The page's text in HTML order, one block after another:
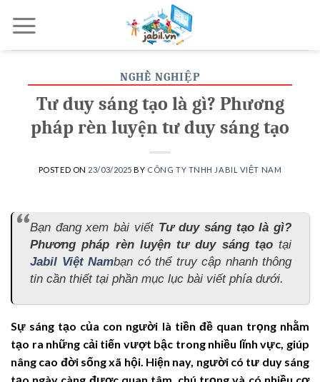
NGHỀ NGHIỆP
Tư duy sáng tạo là gì? Phương
pháp rèn luyện tư duy sáng tạo
POSTED ON 23/03/2025 BY CÔNG TY TNHH JABIL VIỆT NAM
Bạn đang xem bài viết Tư duy sáng tạo là gì?
Phương pháp rèn luyện tư duy sáng tạotại
Jabil Việt Nambạn có thể truy cập nhanh thông
tin cần thiết tại phần mục lục bài viết phía dưới.
Sự sáng tạo của con người là tiền đề quan trọng nhằm
tạo ra những cải tiến vượt bậc trong nhiều lĩnh vực, giúp
nâng cao đời sống xã hội. Hiện nay, người có tư duy sáng